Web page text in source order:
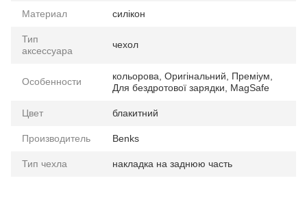
Материал силікон
Тип
аксессуара
чехол
Особенности
кольорова, Оригінальний, Преміум,
Для бездротової зарядки, MagSafe
Цвет блакитний
Производитель Benks
Тип чехла накладка на заднюю часть